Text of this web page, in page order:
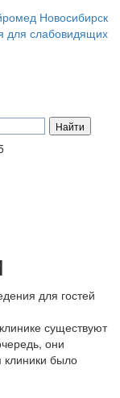
для слабовидящих
для гостей
существуют
они
клиники было